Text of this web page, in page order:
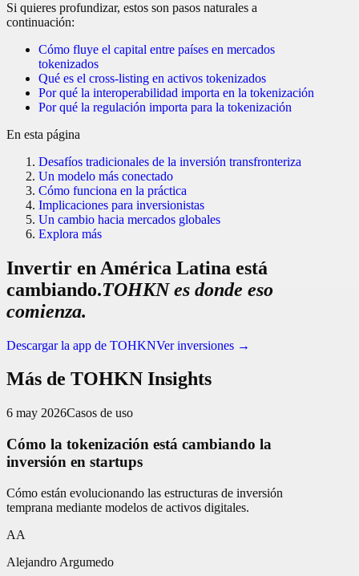
Si quieres profundizar, estos son pasos naturales a
continuación:
Cómo fluye el capital entre países en mercados
tokenizados
Qué es el cross-listing en activos tokenizados
Por qué la interoperabilidad importa en la tokenización
Por qué la regulación importa para la tokenización
En esta página
Desafíos tradicionales de la inversión transfronteriza
Un modelo más conectado
Cómo funciona en la práctica
Implicaciones para inversionistas
Un cambio hacia mercados globales
Explora más
Invertir en América Latina está
cambiando.TOHKN es donde eso
comienza.
Descargar la app de TOHKNVer inversiones →
Más de TOHKN Insights
6 may 2026Casos de uso
Cómo la tokenización está cambiando la
inversión en startups
Cómo están evolucionando las estructuras de inversión
temprana mediante modelos de activos digitales.
AA
Alejandro Argumedo